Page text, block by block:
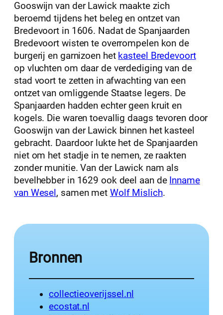
Gooswijn van der Lawick maakte zich
beroemd tijdens het beleg en ontzet van
Bredevoort in 1606. Nadat de Spanjaarden
Bredevoort wisten te overrompelen kon de
burgerij en garnizoen het kasteel Bredevoort
op vluchten om daar de verdediging van de
stad voort te zetten in afwachting van een
ontzet van omliggende Staatse legers. De
Spanjaarden hadden echter geen kruit en
kogels. Die waren toevallig daags tevoren door
Gooswijn van der Lawick binnen het kasteel
gebracht. Daardoor lukte het de Spanjaarden
niet om het stadje in te nemen, ze raakten
zonder munitie. Van der Lawick nam als
bevelhebber in 1629 ook deel aan de Inname
van Wesel , samen met Wolf Mislich.
Bronnen
collectieoverijssel.nl
ecostat.nl